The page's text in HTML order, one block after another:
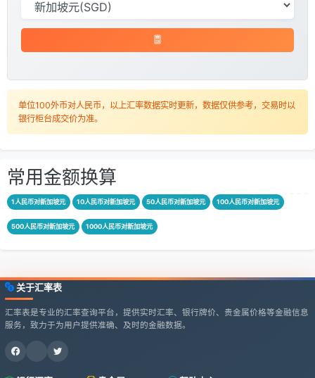
单位100外币对人民币，以上汇率数据实时更新，数据仅供参考，交易时以
银行柜台成交价为准。
常用金额换算
1人民币对新加坡元 10人民币对新加坡元 50人民币对新加坡元 100人民币对新加坡元
500人民币对新加坡元 1000人民币对新加坡元
关于汇率表
汇率表是专业的汇率查询平台，提供实时汇率、银行牌价、贵金属价格等金融信息
服务，致力于为用户提供准确、及时的金融数据。